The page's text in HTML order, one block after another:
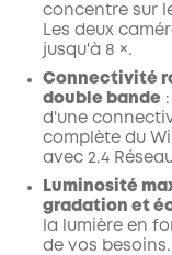
concentre sur
Les deux
jusqu'à 8 ×.
Connectivité
double bande
d'une
complète du
avec 2.4
Luminosité
gradation et
la lumière en
de vos